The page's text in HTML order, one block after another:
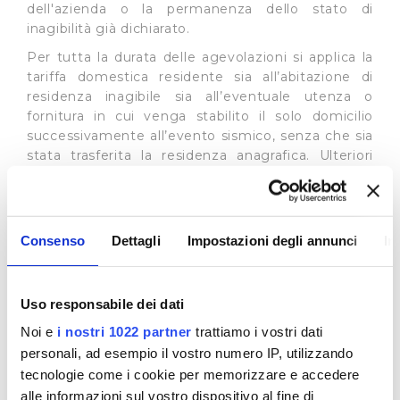
Consenso Dettagli Impostazioni degli annunci
Uso responsabile dei dati
Noi e i nostri 1022 partner trattiamo i vostri dati
personali, ad esempio il vostro numero IP, utilizzando
tecnologie come i cookie per memorizzare e accedere
alle informazioni sul vostro dispositivo al fine di
dell'azienda o la permanenza dello stato di
inagibilità già dichiarato.
Per tutta la durata delle agevolazioni si applica la
tariffa domestica residente sia all’abitazione di
residenza inagibile sia all’eventuale utenza o
fornitura in cui venga stabilito il solo domicilio
successivamente all’evento sismico, senza che sia
stata trasferita la residenza anagrafica. Ulteriori
dettagli sono disponibili alla seguente pagina sul
Gli utenti già intestatari di un’utenza idrica con
tariffa uso domestico residente in uno dei Comuni
richiesta ai consueticanali
uso domestico residente anche nell’abitazione in
cui hanno trasferito successivamente il proprio
domicilio.